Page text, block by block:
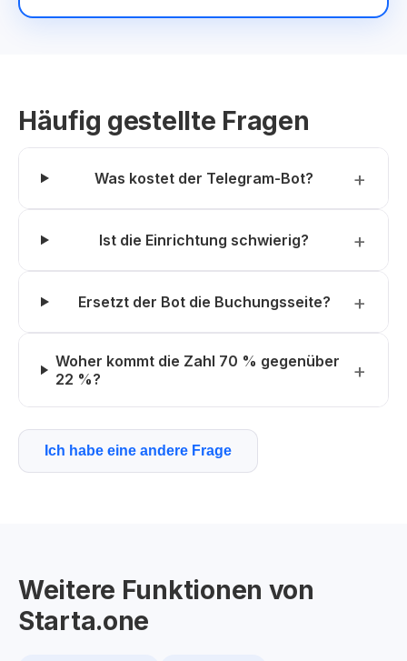
Häufig gestellte Fragen
Was kostet der Telegram-Bot?
Ist die Einrichtung schwierig?
Ersetzt der Bot die Buchungsseite?
Woher kommt die Zahl 70 % gegenüber
22 %?
Ich habe eine andere Frage
Weitere Funktionen von
Starta.one